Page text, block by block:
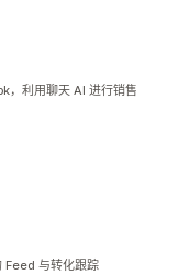
利用聊天 AI 进行销售
Feed 与转化跟踪